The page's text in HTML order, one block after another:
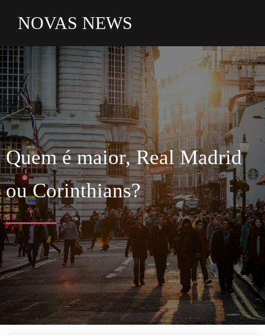
NOVAS NEWS
Quem é maior, Real Madrid
ou Corinthians?